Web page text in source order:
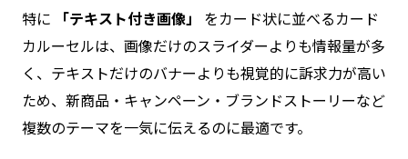
特に 「テキスト付き画像」
をカード状に並べるカード
カルーセルは、画像だけのスライダーよりも情報量が多
く、テキストだけのバナーよりも視覚的に訴求力が高い
ため、新商品・キャンペーン・ブランドストーリーなど
複数のテーマを一気に伝えるのに最適です。